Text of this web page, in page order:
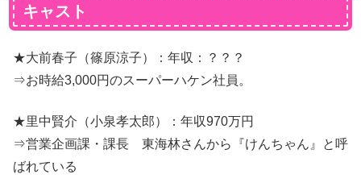
キャスト
★大前春子（篠原涼子）：年収：？？？
⇒お時給3,000円のスーパーハケン社員。
★里中賢介（小泉孝太郎）：年収970万円
⇒営業企画課・課長 東海林さんから『けんちゃん』と呼
ばれている